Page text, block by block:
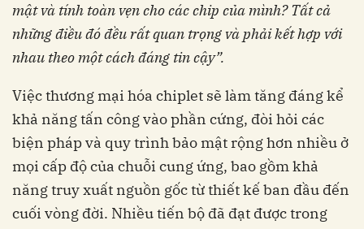
mật và tính toàn vẹn cho các chip của mình? Tất cả
những điều đó đều rất quan trọng và phảikết hợp với
nhau theo một cách đáng tin cậy”.
Việc thương mại hóa chiplet sẽ làm tăng đáng kể
khả năng tấn công vào phần cứng, đòi hỏi các
biện pháp và quy trình bảo mật rộng hơn nhiều ở
mọi cấp độ của chuỗi cung ứng, bao gồm khả
năng truy xuất nguồn gốc từ thiết kế ban đầu đến
cuối vòng đời. Nhiều tiến bộ đã đạt được trong